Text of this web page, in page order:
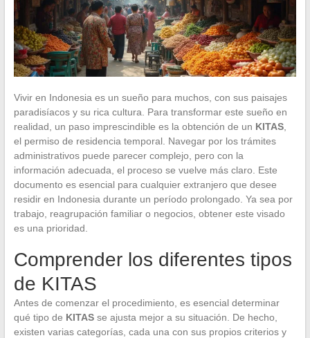
Vivir en Indonesia es un sueño para muchos, con sus paisajes
paradisíacos y su rica cultura. Para transformar este sueño en
realidad, un paso imprescindible es la obtención de un KITAS,
el permiso de residencia temporal. Navegar por los trámites
administrativos puede parecer complejo, pero con la
información adecuada, el proceso se vuelve más claro. Este
documento es esencial para cualquier extranjero que desee
residir en Indonesia durante un período prolongado. Ya sea por
trabajo, reagrupación familiar o negocios, obtener este visado
es una prioridad.
Comprender los diferentes tipos
de KITAS
Antes de comenzar el procedimiento, es esencial determinar
qué tipo de KITASse ajusta mejor a su situación. De hecho,
existen varias categorías, cada una con sus propios criterios y